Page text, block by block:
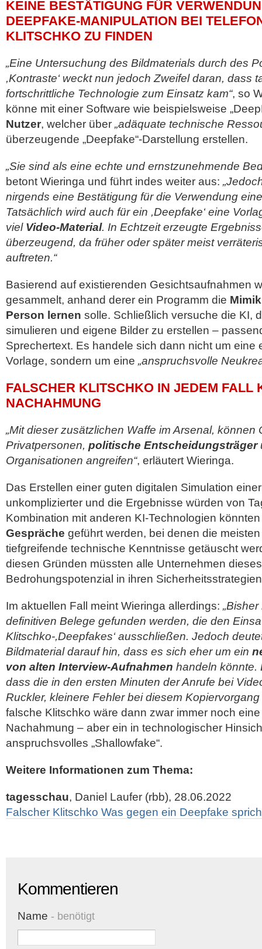
KEINE BESTÄTIGUNG FÜR
DEEPFAKE-MANIPULATION BEI
KLITSCHKO ZU FINDEN
„Eine Untersuchung des Bildmaterials durch des
,Kontraste‘ weckt nun jedoch Zweifel daran, dass
fortschrittliche Technologie zum Einsatz kam“, so
könne mit einer Software wie beispielsweise
Nutzer, welcher über „adäquate technische
überzeugende „Deepfake“-Darstellung erstellen.
„Sie sind als eine echte und ernstzunehmende
betont Wieringa und führt indes weiter aus:
nirgends eine Bestätigung für die Verwendung
Tatsächlich wird auch für ein ,Deepfake‘ eine
viel Video-Material. In Echtzeit erzeugte
überzeugend, da früher oder später meist
auftreten.“
Basierend auf existierenden Gesichtsaufnahmen
gesammelt, anhand derer ein Programm die
Person lernen solle. Schließlich versuche die KI,
simulieren und eigene Bilder zu erstellen –
Sprechertext. Es handele sich dann nicht um eine
Vorlage, sondern um eine „anspruchsvolle
FALSCHER KLITSCHKO IN JEDEM FALL
NACHAHMUNG
„Mit dieser zusätzlichen Waffe im Arsenal, können
Privatpersonen, politische Entscheidungsträger
Organisationen angreifen“, erläutert Wieringa.
Das Erstellen einer guten digitalen Simulation
unkomplizierter und die Ergebnisse würden von
Kombination mit anderen KI-Technologien
Gespräche geführt werden, bei denen die
tiefgreifende technische Kenntnisse getäuscht
diesen Gründen müssten alle Unternehmen
Bedrohungspotenzial in ihren
Im aktuellen Fall meint Wieringa allerdings:
definitiven Belege gefunden werden, die den
Klitschko-,Deepfakes‘ ausschließen. Jedoch
Bildmaterial darauf hin, dass es sich eher um ein
von alten Interview-Aufnahmen handeln könnte.
dass die in den ersten Minuten der Anrufe bei
Ruckler, kleinere Fehler bei diesem
falsche Klitschko wäre dann zwar immer noch
Nachahmung – aber ein in technologischer
anspruchsvolles „Shallowfake“.
Weitere Informationen zum Thema:
tagesschau, Daniel Laufer (rbb), 28.06.2022
Falscher Klitschko Was gegen ein Deepfake
Kommentieren
Name - benötigt